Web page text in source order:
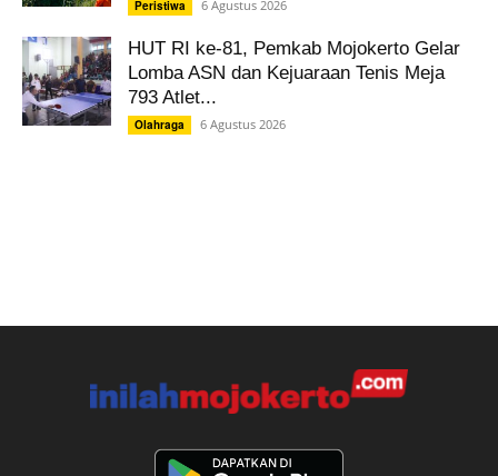
Peristiwa 6 Agustus 2026
HUT RI ke-81, Pemkab Mojokerto Gelar
Lomba ASN dan Kejuaraan Tenis Meja
793 Atlet...
Olahraga 6 Agustus 2026